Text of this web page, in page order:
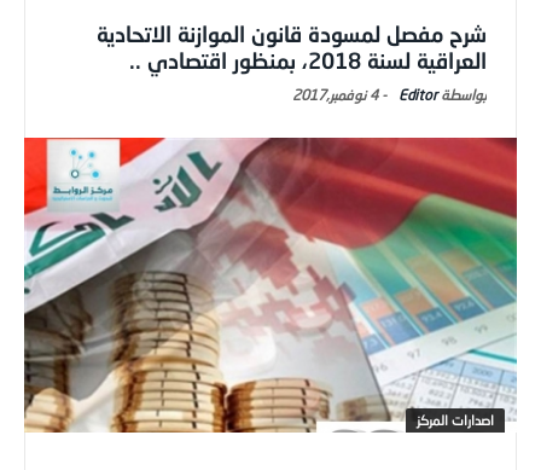
شرح مفصل لمسودة قانون الموازنة الاتحادية
العراقية لسنة 2018، بمنظور اقتصادي ..
Editor
-4 نوفمبر,2017
اصدارات المركز